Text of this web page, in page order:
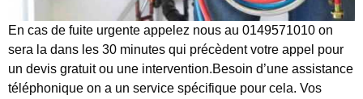
En cas de fuite urgente appelez nous au 0149571010 on
sera la dans les 30 minutes qui précèdent votre appel pour
un devis gratuit ou une intervention.Besoin d’une assistance
téléphonique on a un service spécifique pour cela. Vos